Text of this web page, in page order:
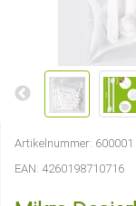
Artikelnummer: 600001
EAN: 4260198710716